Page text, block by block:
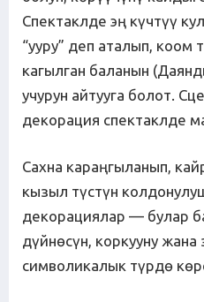
Спектаклде эң күчтүү
“ууру” деп аталып, коом
кагылган баланын
учурун айтууга болот.
декорация спектаклде
Сахна караңгыланып,
кызыл түстүн
декорациялар — булар
дүйнөсүн, коркууну жана
символикалык түрдө